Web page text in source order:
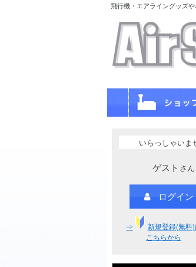
飛行機・エアライングッズ
いらっしゃいま
ゲスト さん
ログイン
⇒
新規登録(無料)
こちらから